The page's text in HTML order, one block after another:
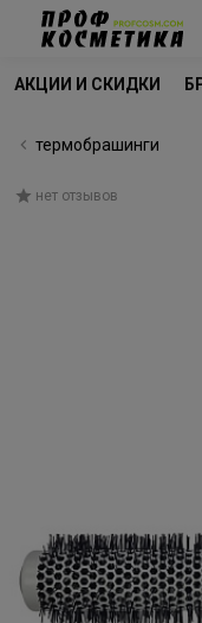
АКЦИИ И СКИДКИ
термобрашинги
нет отзывов